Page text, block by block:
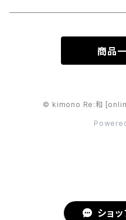
ショ
商品
© kimono Re:和